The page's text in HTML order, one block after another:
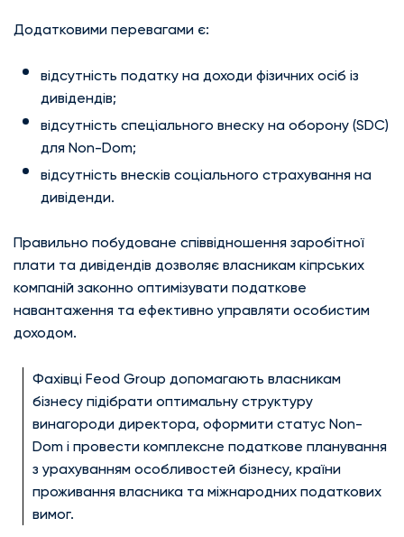
Додатковими перевагами є:
відсутність податку на доходи фізичних осіб із
дивідендів;
відсутність спеціального внеску на оборону (SDC)
для Non-Dom;
відсутність внесків соціального страхування на
дивіденди.
Правильно побудоване співвідношення заробітної
плати та дивідендів дозволяє власникам кіпрських
компаній законно оптимізувати податкове
навантаження та ефективно управляти особистим
доходом.
Фахівці Feod Group допомагають власникам
бізнесу підібрати оптимальну структуру
винагороди директора, оформити статус Non-
Dom і провести комплексне податкове планування
з урахуванням особливостей бізнесу, країни
проживання власника та міжнародних податкових
вимог.